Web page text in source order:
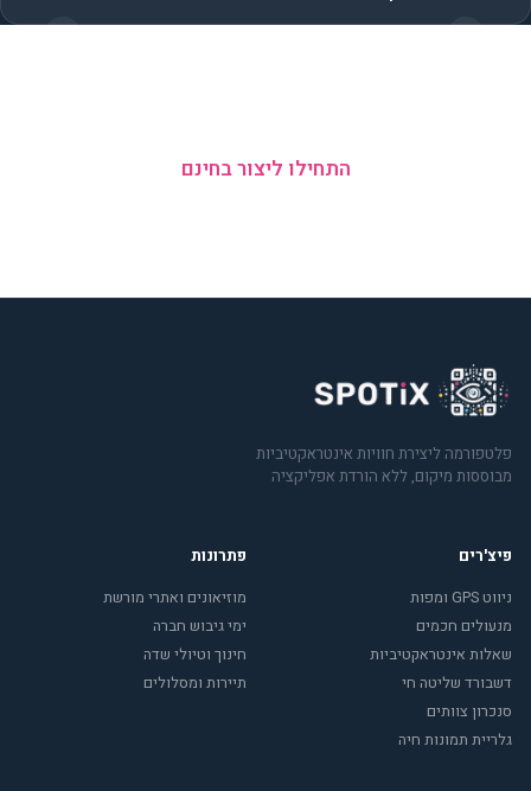
התחילו ליצור בחינם
פלטפורמה ליצירת חוויות אינטראקטיביות
מבוססות מיקום, ללא הורדת אפליקציה
פיצ'רים
ניווט GPS ומפות
מנעולים חכמים
שאלות אינטראקטיביות
דשבורד שליטה חי
סנכרון צוותים
גלריית תמונות חיה
פתרונות
מוזיאונים ואתרי מורשת
ימי גיבוש חברה
חינוך וטיולי שדה
תיירות ומסלולים